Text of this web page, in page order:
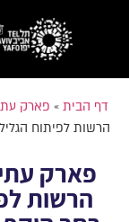
דף הבית » פארק
פארק
הרשות